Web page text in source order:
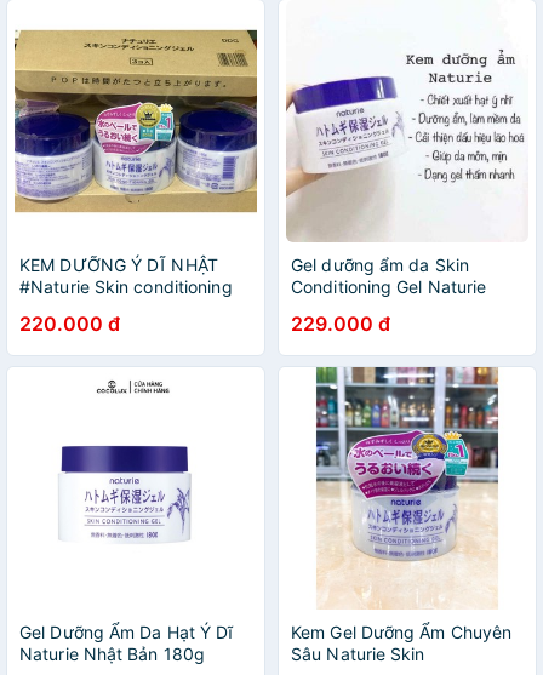
KEM DƯỠNG Ý DĨ NHẬT
#Naturie Skin conditioning
Auth-Fake)
220.000 đ
Gel dưỡng ẩm da Skin
Conditioning Gel Naturie
229.000 đ
Gel Dưỡng Ẩm Da Hạt Ý Dĩ
Naturie Nhật Bản 180g
Kem Gel Dưỡng Ẩm Chuyên
Sâu Naturie Skin